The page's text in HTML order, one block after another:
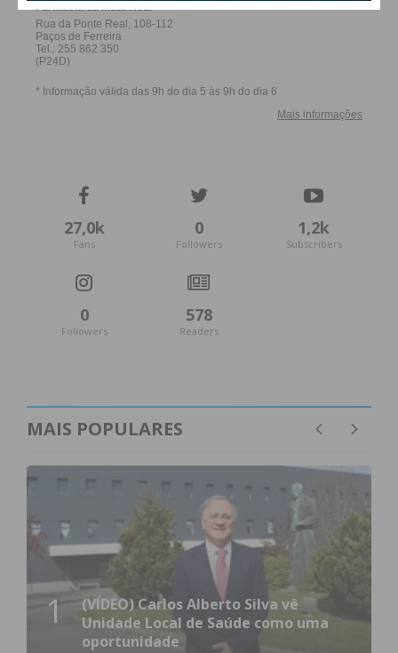
27,0k
Fans
0
Followers
1,2k
Subscribers
0
Followers
578
Readers
MAIS POPULARES
1
(VÍDEO) Carlos Alberto Silva vê
Unidade Local de Saúde como uma
oportunidade